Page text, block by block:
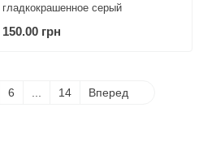
гладкокрашенное серый
150.00 грн
6 14 Вперед